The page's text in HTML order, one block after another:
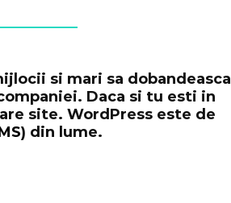
si mari sa dobandeasca
Daca si tu esti in
site. WordPress este de
) din lume.